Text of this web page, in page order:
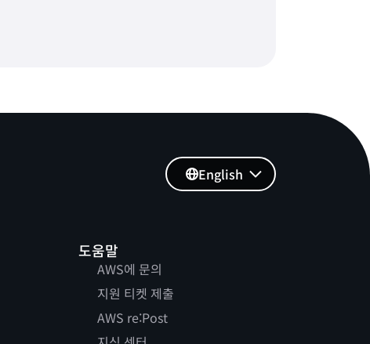
도움말
AWS에 문의
지원 티켓 제출
AWS re:Post
English